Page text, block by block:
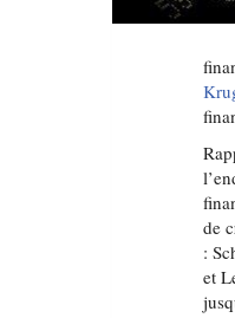
de
:
et